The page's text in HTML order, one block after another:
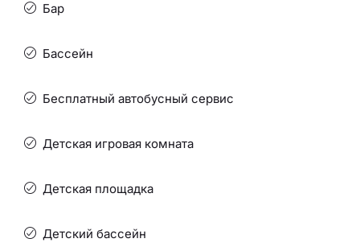
Бар
Бассейн
Бесплатный автобусный сервис
Детская игровая комната
Детская площадка
Детский бассейн